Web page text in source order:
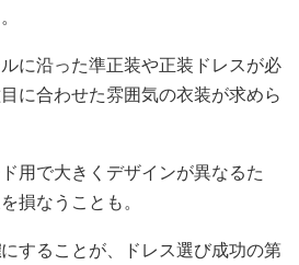
に沿った準正装や正装ドレスが必
に合わせた雰囲気の衣装が求めら
用で大きくデザインが異なるた
損なうことも。
にすることが、ドレス選び成功の第